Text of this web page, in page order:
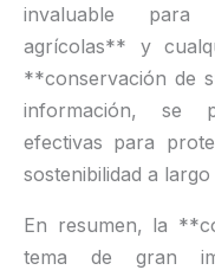
invaluable para
agrícolas** y
**conservación de
información, se
efectivas para
sostenibilidad a
En resumen, la
tema de gran